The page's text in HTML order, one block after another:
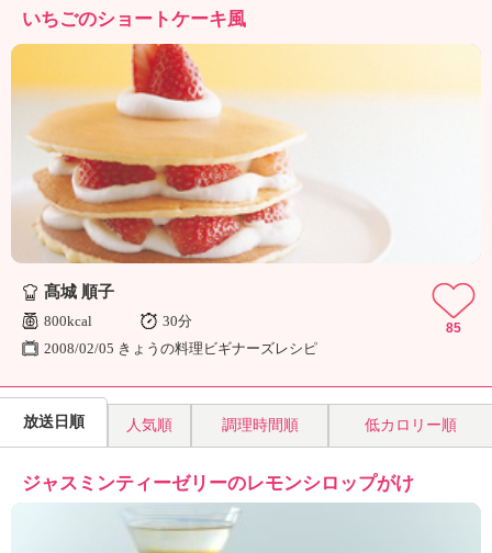
ー
ル
「
み
ん
な
の
き
ょ
理
いちごのショートケーキ風
髙城 順子
800kcal
30分
2008/02/05 きょうの料理ビギナーズレシピ
85
放送日順 人気順 調理時間順 低カロリー順
ジャスミンティーゼリーのレモンシロップがけ